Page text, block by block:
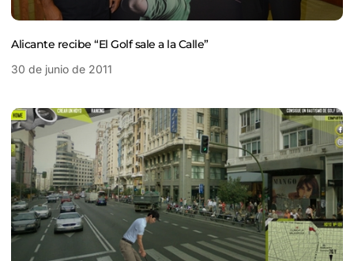
Alicante recibe “El Golf sale a la Calle”
30 de junio de 2011